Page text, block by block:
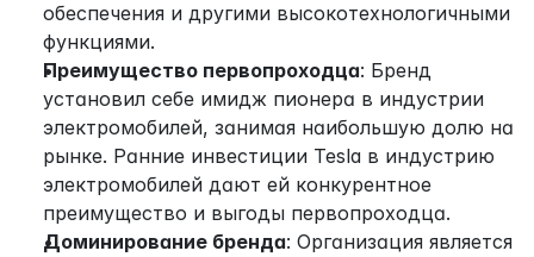
обеспечения и другими высокотехнологичными
функциями.
Преимущество первопроходца: Бренд
установил себе имидж пионера в индустрии
электромобилей, занимая наибольшую долю на
рынке. Ранние инвестиции Tesla в индустрию
электромобилей дают ей конкурентное
преимущество и выгоды первопроходца.
Доминирование бренда: Организация является